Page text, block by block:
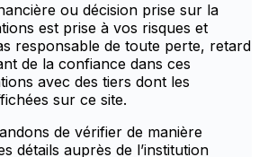
ou décision prise sur la
est prise à vos risques et
responsable de toute perte, retard
de la confiance dans ces
avec des tiers dont les
sur ce site.
de vérifier de manière
détails auprès de l’institution